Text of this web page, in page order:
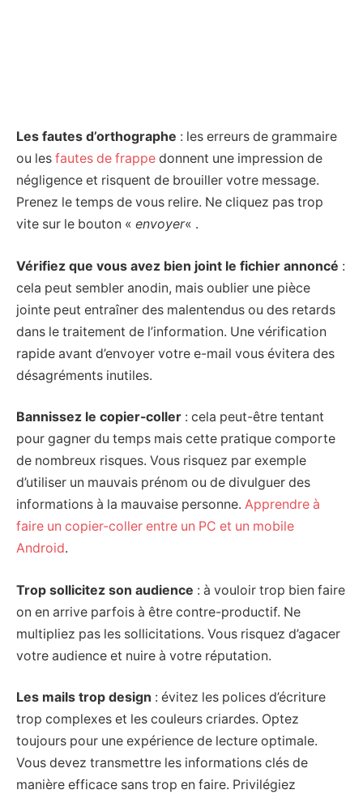
Les fautes d’orthographe : les erreurs de grammaire
ou les fautes de frappe donnent une impression de
négligence et risquent de brouiller votre message.
Prenez le temps de vous relire. Ne cliquez pas trop
vite sur le bouton « envoyer« .
Vérifiez que vous avez bien joint le fichier annoncé :
cela peut sembler anodin, mais oublier une pièce
jointe peut entraîner des malentendus ou des retards
dans le traitement de l’information. Une vérification
rapide avant d’envoyer votre e-mail vous évitera des
désagréments inutiles.
Bannissez le copier-coller : cela peut-être tentant
pour gagner du temps mais cette pratique comporte
de nombreux risques. Vous risquez par exemple
d’utiliser un mauvais prénom ou de divulguer des
informations à la mauvaise personne. Apprendre à
faire un copier-coller entre un PC et un mobile
Android.
Trop sollicitez son audience : à vouloir trop bien faire
on en arrive parfois à être contre-productif. Ne
multipliez pas les sollicitations. Vous risquez d’agacer
votre audience et nuire à votre réputation.
Les mails trop design : évitez les polices d’écriture
trop complexes et les couleurs criardes. Optez
toujours pour une expérience de lecture optimale.
Vous devez transmettre les informations clés de
manière efficace sans trop en faire. Privilégiez